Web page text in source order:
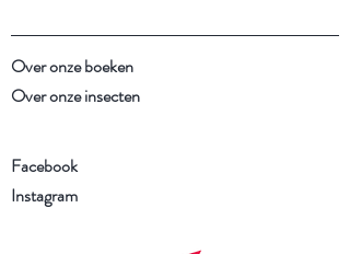
Over onze boeken
Over onze insecten
Facebook
Instagram